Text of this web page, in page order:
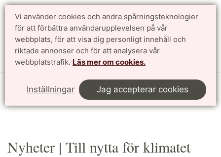
Vi använder cookies och andra spårningsteknologier
för att förbättra användarupplevelsen på vår
webbplats, för att visa dig personligt innehåll och
riktade annonser och för att analysera vår
webbplatstrafik. Läs mer om cookies.
Inställningar Jag accepterar cookies
Sök
Till nytta för världen
Till nytta för klimatet
Nyheter
Nyheter | Till nytta för klimatet